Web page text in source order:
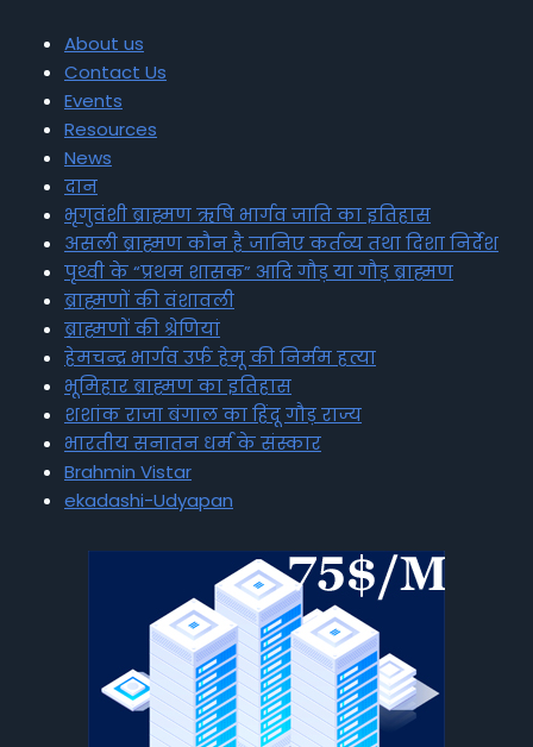
About us
Contact Us
Events
Resources
News
दान
भृगुवंशी ब्राह्मण ऋषि भार्गव जाति का इतिहास
असली ब्राह्मण कौन है जानिए कर्तव्य तथा दिशा निर्देश
पृथ्वी के “प्रथम शासक” आदि गौड़ या गौड़ ब्राह्मण
ब्राह्मणों की वंशावली
ब्राह्मणों की श्रेणियां
हेमचन्द्र भार्गव उर्फ हेमू की निर्मम हत्या
भूमिहार ब्राह्मण का इतिहास
शशांक राजा बंगाल का हिंदू गौड़ राज्य
भारतीय सनातन धर्म के संस्कार
Brahmin Vistar
ekadashi-Udyapan